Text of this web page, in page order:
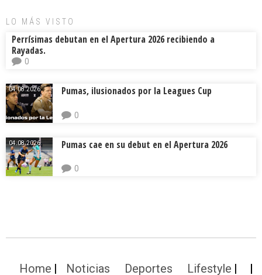
LO MÁS VISTO
Perrísimas debutan en el Apertura 2026 recibiendo a
Rayadas.
0
04.08.2026. Pumas, ilusionados por la Leagues Cup
0
04.08.2026. Pumas cae en su debut en el Apertura 2026
0
Home Noticias Deportes Lifestyle